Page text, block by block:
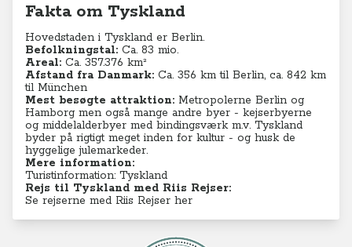
Fakta om Tyskland
Hovedstaden i Tyskland er Berlin.
Befolkningstal: Ca. 83 mio.
Areal: Ca. 357.376 km²
Afstand fra Danmark: Ca. 356 km til Berlin, ca. 842 km
til München
Mest besøgte attraktion: Metropolerne Berlin og
Hamborg men også mange andre byer - kejserbyerne
og middelalderbyer med bindingsværk m.v. Tyskland
byder på rigtigt meget inden for kultur - og husk de
hyggelige julemarkeder.
Mere information:
Turistinformation: Tyskland
Rejs til Tyskland med Riis Rejser:
Se rejserne med Riis Rejser her